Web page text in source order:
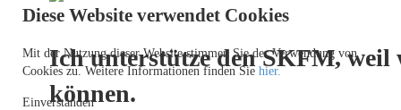
Ich unterstütze den SKFM, weil
können.
Diese Website verwendet Cookies
Mit der Nutzung dieser Website stimmen Sie der Verwendung von
Cookies zu. Weitere Informationen finden Sie hier.
Einverstanden